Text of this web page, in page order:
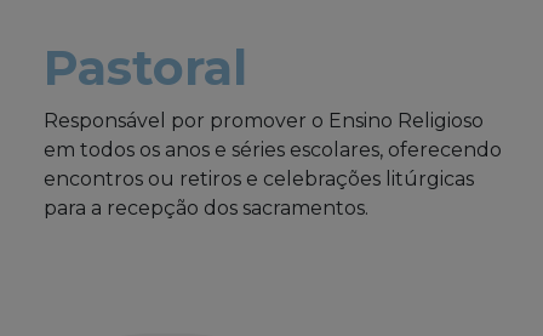
Pastoral
Responsável por promover o Ensino Religioso
em todos os anos e séries escolares, oferecendo
encontros ou retiros e celebrações litúrgicas
para a recepção dos sacramentos.